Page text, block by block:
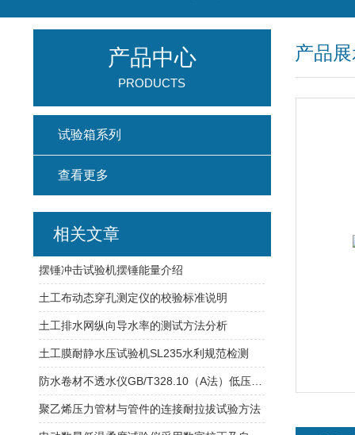
产品
产品中心
PRODUCTS
试验箱系列
查看更多
相关文章
摆锤冲击试验机摆锤能量介绍
土工布动态穿孔测定仪的校验标准说明
土工排水网纵向导水率的测试方法分析
土工膜耐静水压试验机SL235水利规范检测
聚乙烯压力管材与管件的连接耐拉拔试验方法